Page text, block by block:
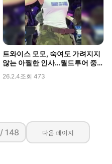
트와이스 모모, 숙여도 가려지지
않는 아찔한 인사…월드투어 중
포착된 볼륨감
26.2.4조회 473
/ 148 다음 페이지